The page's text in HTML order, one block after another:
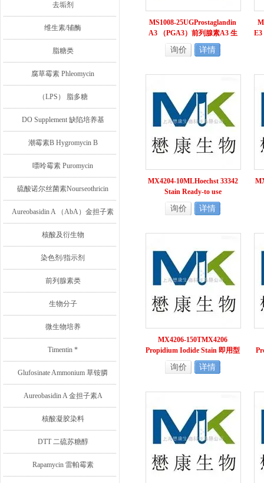
去垢剂
维生素/辅酶
脂糖类
腐草霉素 Phleomycin
（LPS） 脂多糖
DO Supplement 缺陷培养基
潮霉素B Hygromycin B
嘌呤霉素 Puromycin
硫酸诺尔丝菌素Nourseothricin
Aureobasidin A （AbA）金担子素
A
核酸及衍生物
染色剂/指示剂
前列腺素类
生物分子
微生物培养
Timentin *
Glufosinate Ammonium 草铵膦
Aureobasidin A 金担子素A
核酸凝胶染料
DTT 二硫苏糖醇
Rapamycin 雷帕霉素
MS1008-25UGProstaglandin
A3 （PGA3）前列腺素A3 生
化试剂
询价 详情
E3
MX4204-10MLHoechst 33342
Stain Ready-to use
询价 详情
MX4206-150TMX4206
Propidium Iodide Stain 即用型
碘化丙啶（PI）染液
询价 详情